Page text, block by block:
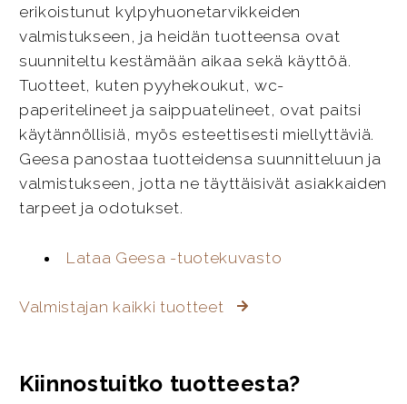
erikoistunut kylpyhuonetarvikkeiden
valmistukseen, ja heidän tuotteensa ovat
suunniteltu kestämään aikaa sekä käyttöä.
Tuotteet, kuten pyyhekoukut, wc-
paperitelineet ja saippuatelineet, ovat paitsi
käytännöllisiä, myös esteettisesti miellyttäviä.
Geesa panostaa tuotteidensa suunnitteluun ja
valmistukseen, jotta ne täyttäisivät asiakkaiden
tarpeet ja odotukset.
Lataa Geesa -tuotekuvasto
Valmistajan kaikki tuotteet
Kiinnostuitko tuotteesta?